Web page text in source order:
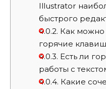
Illustrator
быстрого
4.0.2. Как можно
горячие
4.0.3. Есть ли
работы с
4.0.4. Какие